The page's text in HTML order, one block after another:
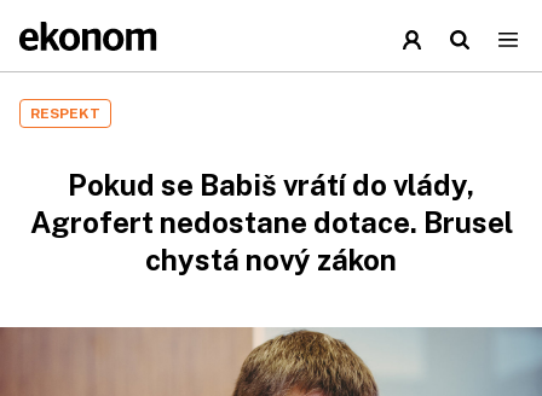
RESPEKT
Pokud se Babiš vrátí do vlády,
Agrofert nedostane dotace. Brusel
chystá nový zákon